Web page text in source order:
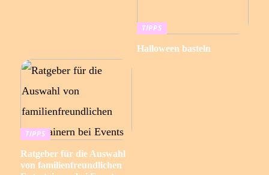
TIPPS
Halloween basteln
TIPPS
Ratgeber für die Auswahl
von familienfreundlichen